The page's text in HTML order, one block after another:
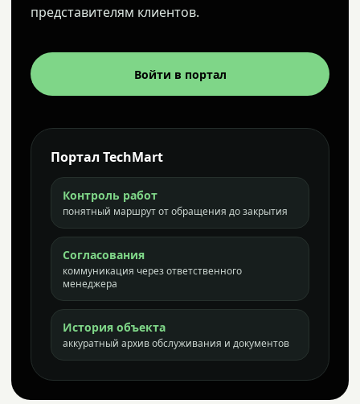
представителям клиентов.
Войти в портал
Портал TechMart
Контроль работ
понятный маршрут от обращения до закрытия
Согласования
коммуникация через ответственного
менеджера
История объекта
аккуратный архив обслуживания и документов